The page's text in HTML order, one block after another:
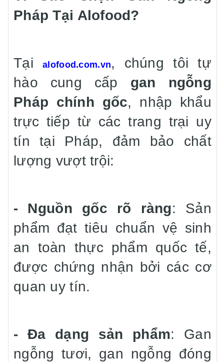
Pháp Tại Alofood?
Tạialofood.com.vn, chúng tôi tự
hào cung cấp gan ngỗng
Pháp chính gốc, nhập khẩu
trực tiếp từ các trang trại uy
tín tại Pháp, đảm bảo chất
lượng vượt trội:
- Nguồn gốc rõ ràng: Sản
phẩm đạt tiêu chuẩn vệ sinh
an toàn thực phẩm quốc tế,
được chứng nhận bởi các cơ
quan uy tín.
- Đa dạng sản phẩm: Gan
ngỗng tươi, gan ngỗng đóng